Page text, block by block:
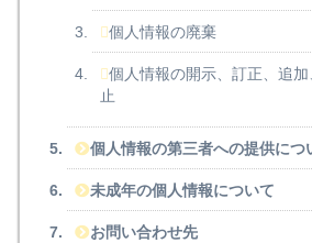
個人情報の廃棄
個人情報の開示、訂正、追
止
個人情報の第三者への提供につ
未成年の個人情報について
お問い合わせ先